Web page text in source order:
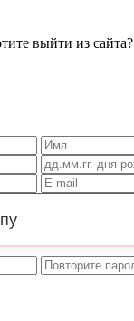
выйти из сайта?